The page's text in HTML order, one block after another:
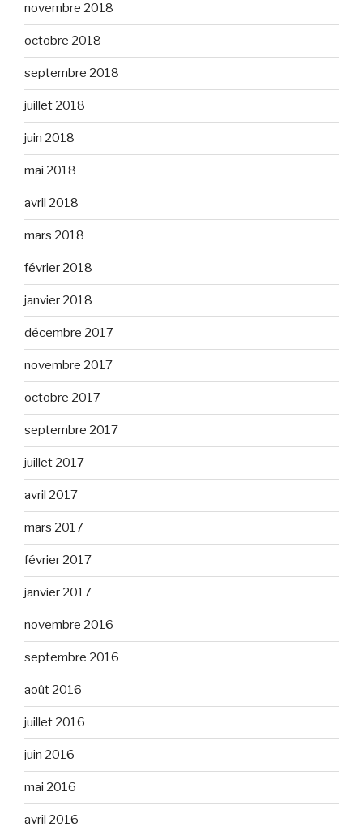
novembre 2018
octobre 2018
septembre 2018
juillet 2018
juin 2018
mai 2018
avril 2018
mars 2018
février 2018
janvier 2018
décembre 2017
novembre 2017
octobre 2017
septembre 2017
juillet 2017
avril 2017
mars 2017
février 2017
janvier 2017
novembre 2016
septembre 2016
août 2016
juillet 2016
juin 2016
mai 2016
avril 2016